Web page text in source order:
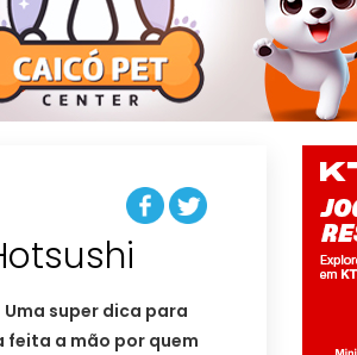
Uma super dica para
feita a mão por quem